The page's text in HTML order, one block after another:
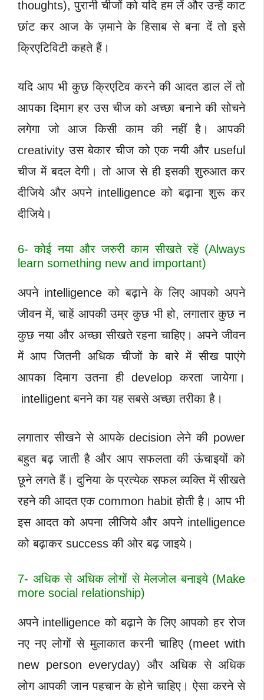
thoughts), पुरानी चीजों को यदि हम लें और उन्हें काट
छांट कर आज के ज़माने के हिसाब से बना दें तो इसे
क्रिएटिविटी कहते हैं।
यदि आप भी कुछ क्रिएटिव करने की आदत डाल लें तो
आपका दिमाग हर उस चीज को अच्छा बनाने की सोचने
लगेगा जो आज किसी काम की नहीं है। आपकी
creativity उस बेकार चीज को एक नयी और useful
चीज में बदल देगी। तो आज से ही इसकी शुरुआत कर
दीजिये और अपने intelligence को बढ़ाना शुरू कर
दीजिये।
6- कोई नया और जरुरी काम सीखते रहें (Always
learn something new and important)
अपने intelligence को बढ़ाने के लिए आपको अपने
जीवन में, चाहें आपकी उम्र कुछ भी हो, लगातार कुछ न
कुछ नया और अच्छा सीखते रहना चाहिए। अपने जीवन
में आप जितनी अधिक चीजों के बारे में सीख पाएंगे
आपका दिमाग उतना ही develop करता जायेगा।
intelligent बनने का यह सबसे अच्छा तरीका है।
लगातार सीखने से आपके decision लेने की power
बहुत बढ़ जाती है और आप सफलता की ऊंचाइयों को
छूने लगते हैं। दुनिया के प्रत्येक सफल व्यक्ति में सीखते
रहने की आदत एक common habit होती है। आप भी
इस आदत को अपना लीजिये और अपने intelligence
को बढ़ाकर success की ओर बढ़ जाइये।
7- अधिक से अधिक लोगों से मेलजोल बनाइये (Make
more social relationship)
अपने intelligence को बढ़ाने के लिए आपको हर रोज
नए नए लोगों से मुलाकात करनी चाहिए (meet with
new person everyday) और अधिक से अधिक
लोग आपकी जान पहचान के होने चाहिए। ऐसा करने से